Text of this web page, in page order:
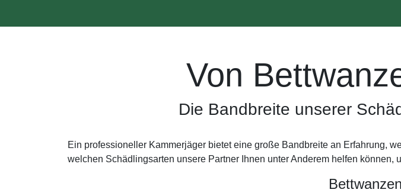
Von
Die Bandbreite unserer
Ein professioneller Kammerjäger bietet eine große Bandbreite an Erfahrung,
welchen Schädlingsarten unsere Partner Ihnen unter Anderem helfen